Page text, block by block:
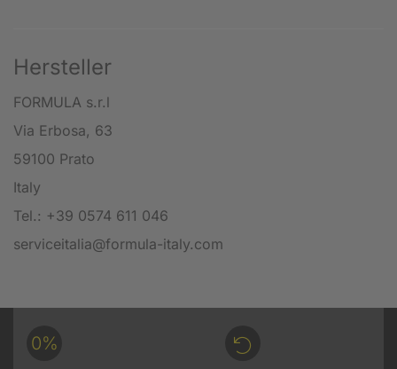
Hersteller
FORMULA s.r.l
Via Erbosa, 63
59100 Prato
Italy
Tel.: +39 0574 611 046
serviceitalia@formula-italy.com
0%